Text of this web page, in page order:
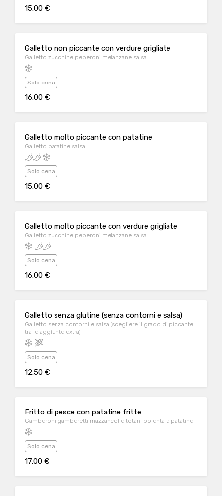
15.00 €
Galletto non piccante con verdure grigliate
Galletto zucchine peperoni melanzane salsa
Solo cena
16.00 €
Galletto molto piccante con patatine
Galletto patatine salsa
Solo cena
15.00 €
Galletto molto piccante con verdure grigliate
Galletto zucchine peperoni melanzane salsa
Solo cena
16.00 €
Galletto senza glutine (senza contorni e salsa)
Galletto senza contorni e salsa (scegliere il grado di piccante
tra le aggiunte extra)
Solo cena
12.50 €
Fritto di pesce con patatine fritte
Gamberoni gamberetti mazzancolle totani polenta e patatine
Solo cena
17.00 €